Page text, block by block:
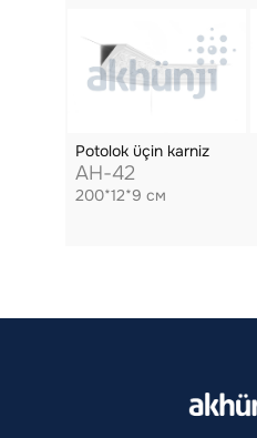
Potolok üçin karniz
AH-42
200*12*9 см